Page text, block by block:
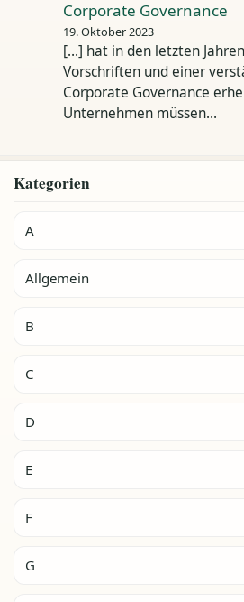
Corporate Governance
19. Oktober 2023
[…] hat in den letzten
Vorschriften und einer
Corporate Governance
Unternehmen müssen…
Kategorien
A
Allgemein
B
C
D
E
F
G